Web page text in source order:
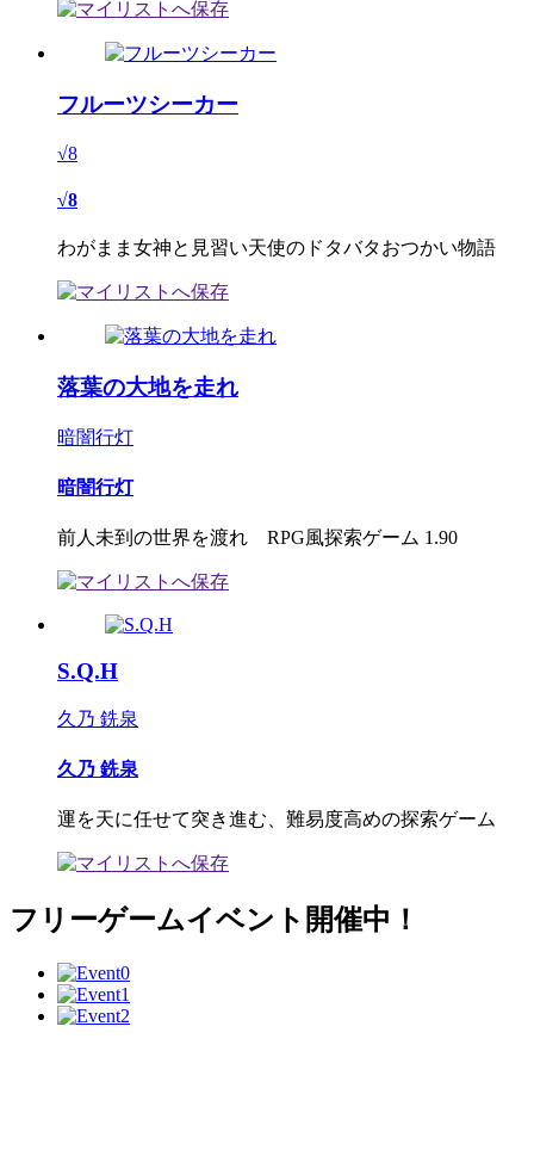
フルーツシーカー
√8
√8
わがまま女神と見習い天使のドタバタおつかい物語
落葉の大地を走れ
暗闇行灯
暗闇行灯
前人未到の世界を渡れ RPG風探索ゲーム 1.90
S.Q.H
久乃 銑泉
久乃 銑泉
運を天に任せて突き進む、難易度高めの探索ゲーム
フリーゲームイベント開催中！